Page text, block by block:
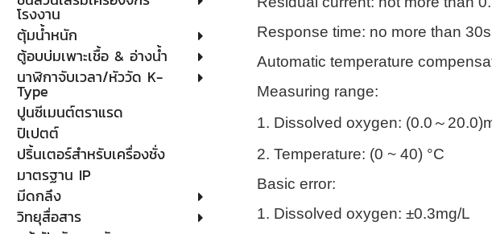
โรงงาน
ตุ้มน้ำหนัก
ตู้อบบ่มเพาะเชื้อ & อ่างน้ำ
นาฬิกาจับเวลา/หัววัด K-
Type
ปูนซีเมนต์ตราแรด
ปิเปตต์
ปริ้นเตอร์สำหรับเครื่องชั่ง
มาตรฐาน IP
มีดกลึง
วิทยุสื่อสาร
Response time: no more than
Automatic temperature
Measuring range:
1. Dissolved oxygen: (0.0～
2. Temperature: (0 ~ 40) °C
Basic error:
1. Dissolved oxygen: ±0.3mg/L